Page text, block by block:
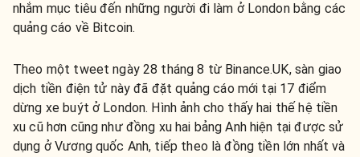
nhắm mục tiêu đến những người đi làm ở London bằng các
quảng cáo về Bitcoin.
Theo một tweet ngày 28 tháng 8 từ Binance.UK, sàn giao
dịch tiền điện tử này đã đặt quảng cáo mới tại 17 điểm
dừng xe buýt ở London. Hình ảnh cho thấy hai thế hệ tiền
xu cũ hơn cũng như đồng xu hai bảng Anh hiện tại được sử
dụng ở Vương quốc Anh, tiếp theo là đồng tiền lớn nhất và